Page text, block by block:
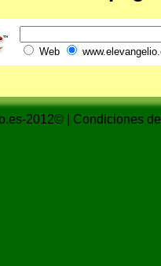
Web
2012© | Condiciones